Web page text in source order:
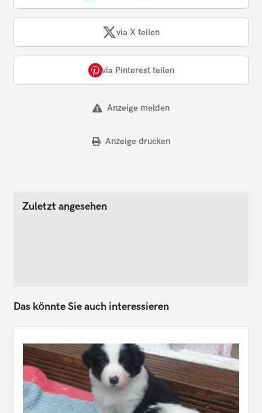
via X teilen
via Pinterest teilen
Anzeige melden
Anzeige drucken
Zuletzt angesehen
Das könnte Sie auch interessieren